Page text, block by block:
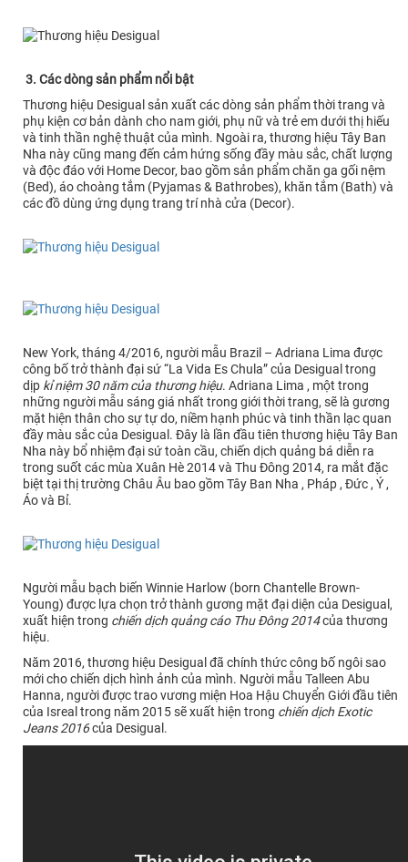
3. Các dòng sản phẩm nổi bật
Thương hiệu Desigual sản xuất các dòng sản phẩm thời trang và
phụ kiện cơ bản dành cho nam giới, phụ nữ và trẻ em dưới thị hiếu
và tinh thần nghệ thuật của mình. Ngoài ra, thương hiệu Tây Ban
Nha này cũng mang đến cảm hứng sống đầy màu sắc, chất lượng
và độc đáo với Home Decor, bao gồm sản phẩm chăn ga gối nệm
(Bed), áo choàng tắm (Pyjamas & Bathrobes), khăn tắm (Bath) và
các đồ dùng ứng dụng trang trí nhà cửa (Decor).
New York, tháng 4/2016, người mẫu Brazil – Adriana Lima được
công bố trở thành đại sứ “La Vida Es Chula” của Desigual trong
dịp kỉ niệm 30 năm của thương hiệu. Adriana Lima , một trong
những người mẫu sáng giá nhất trong giới thời trang, sẽ là gương
mặt hiện thân cho sự tự do, niềm hạnh phúc và tinh thần lạc quan
đầy màu sắc của Desigual. Đây là lần đầu tiên thương hiệu Tây Ban
Nha này bổ nhiệm đại sứ toàn cầu, chiến dịch quảng bá diễn ra
trong suốt các mùa Xuân Hè 2014 và Thu Đông 2014, ra mắt đặc
biệt tại thị trường Châu Âu bao gồm Tây Ban Nha , Pháp , Đức , Ý ,
Áo và Bỉ.
Người mẫu bạch biến Winnie Harlow (born Chantelle Brown-
Young) được lựa chọn trở thành gương mặt đại diện của Desigual,
xuất hiện trong chiến dịch quảng cáo Thu Đông 2014của thương
hiệu.
Năm 2016, thương hiệu Desigual đã chính thức công bố ngôi sao
mới cho chiến dịch hình ảnh của mình. Người mẫu Talleen Abu
Hanna, người được trao vương miện Hoa Hậu Chuyển Giới đầu tiên
của Isreal trong năm 2015 sẽ xuất hiện trong chiến dịch Exotic
Jeans 2016của Desigual.